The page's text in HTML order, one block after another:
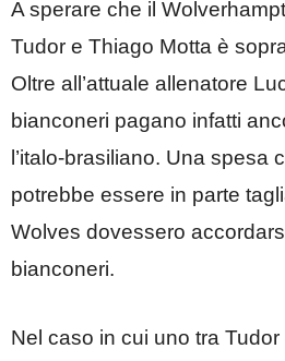
A sperare che il
Tudor e Thiago Motta è
Oltre all’attuale allenatore
bianconeri pagano infatti
l’italo-brasiliano. Una spesa
potrebbe essere in parte
Wolves dovessero
bianconeri.
Nel caso in cui uno tra